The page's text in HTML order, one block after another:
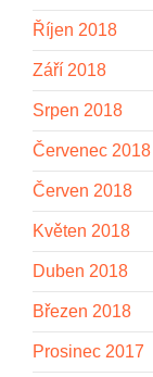
Říjen 2018
Září 2018
Srpen 2018
Červenec 2018
Červen 2018
Květen 2018
Duben 2018
Březen 2018
Prosinec 2017